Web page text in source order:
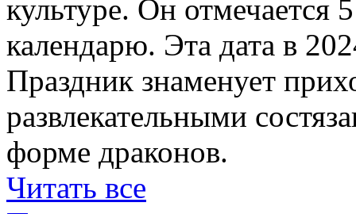
культуре. Он отмечается
календарю. Эта дата в
Праздник знаменует
развлекательными
форме драконов.
Читать все